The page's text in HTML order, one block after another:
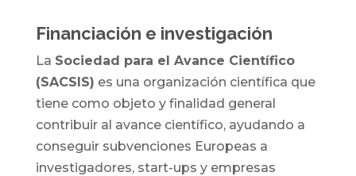
Financiación e investigación
La Sociedad para el Avance Científico
(SACSIS) es una organización científica que
tiene como objeto y finalidad general
contribuir al avance científico, ayudando a
conseguir subvenciones Europeas a
investigadores, start-ups y empresas